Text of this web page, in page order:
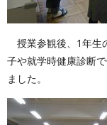
授業参観後、1年生
子や就学時健康診断
ました。